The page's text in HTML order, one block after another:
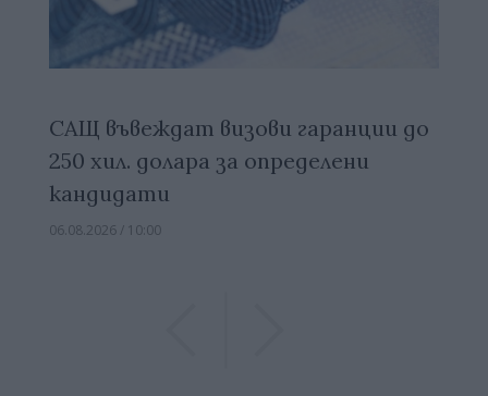
САЩ въвеждат визови гаранции до
250 хил. долара за определени
кандидати
06.08.2026 / 10:00